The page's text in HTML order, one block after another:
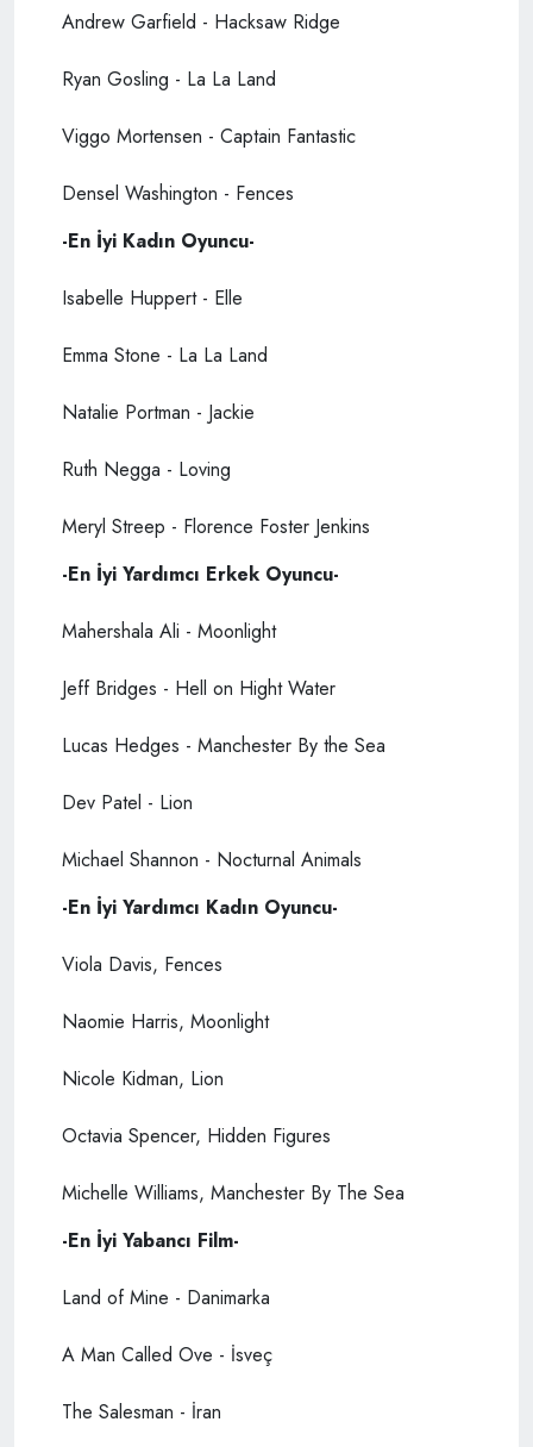
Andrew Garfield - Hacksaw Ridge
Ryan Gosling - La La Land
Viggo Mortensen - Captain Fantastic
Densel Washington - Fences
-En İyi Kadın Oyuncu-
Isabelle Huppert - Elle
Emma Stone - La La Land
Natalie Portman - Jackie
Ruth Negga - Loving
Meryl Streep - Florence Foster Jenkins
-En İyi Yardımcı Erkek Oyuncu-
Mahershala Ali - Moonlight
Jeff Bridges - Hell on Hight Water
Lucas Hedges - Manchester By the Sea
Dev Patel - Lion
Michael Shannon - Nocturnal Animals
-En İyi Yardımcı Kadın Oyuncu-
Viola Davis, Fences
Naomie Harris, Moonlight
Nicole Kidman, Lion
Octavia Spencer, Hidden Figures
Michelle Williams, Manchester By The Sea
-En İyi Yabancı Film-
Land of Mine - Danimarka
A Man Called Ove - İsveç
The Salesman - İran